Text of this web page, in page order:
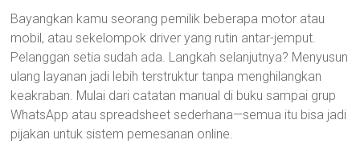
Bayangkan kamu seorang pemilik beberapa motor atau
mobil, atau sekelompok driver yang rutin antar-jemput.
Pelanggan setia sudah ada. Langkah selanjutnya? Menyusun
ulang layanan jadi lebih terstruktur tanpa menghilangkan
keakraban. Mulai dari catatan manual di buku sampai grup
WhatsApp atau spreadsheet sederhana—semua itu bisa jadi
pijakan untuk sistem pemesanan online.